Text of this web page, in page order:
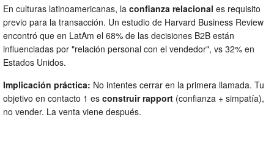
En culturas latinoamericanas, la confianza relacional es requisito
previo para la transacción. Un estudio de Harvard Business Review
encontró que en LatAm el 68% de las decisiones B2B están
influenciadas por "relación personal con el vendedor", vs 32% en
Estados Unidos.
Implicación práctica: No intentes cerrar en la primera llamada. Tu
objetivo en contacto 1 es construir rapport (confianza + simpatía),
no vender. La venta viene después.